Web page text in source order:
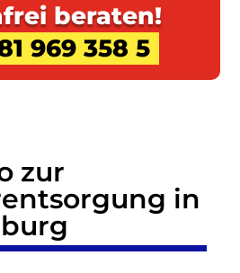
beraten!
969 358 5
zur
in